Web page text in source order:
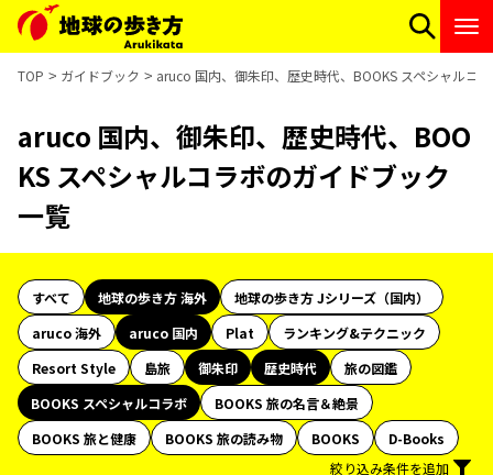
TOP ガイドブック aruco 国内、御朱印、歴史時代、BOOKS スペシャルコ
aruco 国内、御朱印、歴史時代、BOO
KS スペシャルコラボのガイドブック
一覧
すべて 地球の歩き方 海外
地球の歩き方 Jシリーズ（国内）
aruco 海外
aruco 国内 Plat
ランキング&テクニック
Resort Style
島旅 御朱印 歴史時代
旅の図鑑
BOOKS スペシャルコラボ
BOOKS 旅の名言＆絶景
BOOKS 旅と健康
BOOKS 旅の読み物 BOOKS
D-Books
絞り込み条件を追加